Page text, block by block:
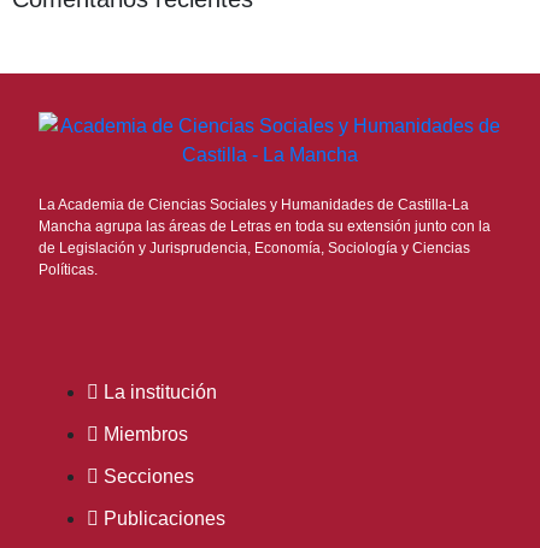
La Academia de Ciencias Sociales y Humanidades de Castilla-La
Mancha agrupa las áreas de Letras en toda su extensión junto con la
de Legislación y Jurisprudencia, Economía, Sociología y Ciencias
Políticas.
La institución
Miembros
Secciones
Publicaciones